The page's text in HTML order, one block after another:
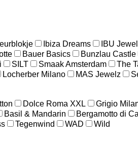
Ibiza Dreams IBU
Bauer Basics Bunzlau Castle
SILT Smaak Amsterdam The
Locherber Milano MAS Jewelz
Dolce Roma XXL Grigio
Basil & Mandarin Bergamotto di
Tegenwind WAD
Wild